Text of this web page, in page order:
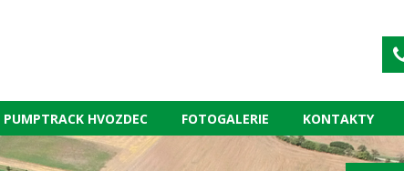
PUMPTRACK HVOZDEC FOTOGALERIE KONTAKTY